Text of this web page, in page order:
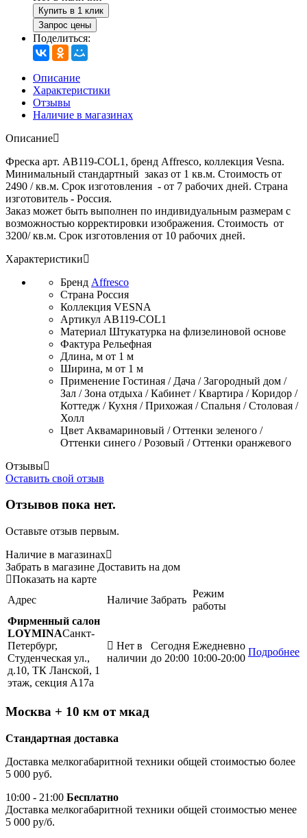
Купить в 1 клик
Запрос цены
Поделиться:
Описание
Характеристики
Отзывы
Наличие в магазинах
Описание
Фреска арт. AB119-COL1, бренд Affresco, коллекция Vesna.
Минимальный стандартный заказ от 1 кв.м. Стоимость от
2490 / кв.м. Срок изготовления - от 7 рабочих дней. Страна
изготовитель - Россия.
Заказ может быть выполнен по индивидуальным размерам с
возможностью корректировки изображения. Стоимость от
3200/ кв.м. Срок изготовления от 10 рабочих дней.
Характеристики
Бренд Affresco
Страна Россия
Коллекция VESNA
Артикул AB119-COL1
Материал Штукатурка на флизелиновой основе
Фактура Рельефная
Длина, м от 1 м
Ширина, м от 1 м
Применение Гостиная / Дача / Загородный дом /
Зал / Зона отдыха / Кабинет / Квартира / Коридор /
Коттедж / Кухня / Прихожая / Спальня / Столовая /
Холл
Цвет Аквамариновый / Оттенки зеленого /
Оттенки синего / Розовый / Оттенки оранжевого
Отзывы
Оставить свой отзыв
Отзывов пока нет.
Оставьте отзыв первым.
Наличие в магазинах
Забрать в магазине Доставить на дом
Показать на карте
Адрес
Наличие Забрать
Режим
работы
Фирменный салон
LOYMINAСанкт-
Петербург,
Студенческая ул.,
д.10, ТК Ланской, 1
этаж, секция А17а
Нет в
наличии
Сегодня
до 20:00
Ежедневно
10:00-20:00
Подробнее
Москва + 10 км от мкад
Стандартная доставка
Доставка мелкогабаритной техники общей стоимостью более
5 000 руб.
10:00 - 21:00 Бесплатно
Доставка мелкогабаритной техники общей стоимостью менее
5 000 ру/б.